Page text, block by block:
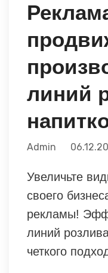
линий
Admin
Увеличьте
своего
рекламы!
линий
четкого